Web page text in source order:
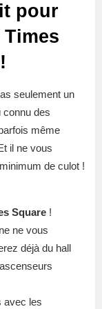
pour
seulement un
connu des
même
il ne vous
de culot !
Square !
ne vous
déjà du hall
avec les